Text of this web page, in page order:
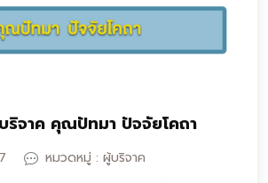
จาค คุณปัทมา ปัจจัยโคถา
หมวดหมู่ : ผู้บริจาค